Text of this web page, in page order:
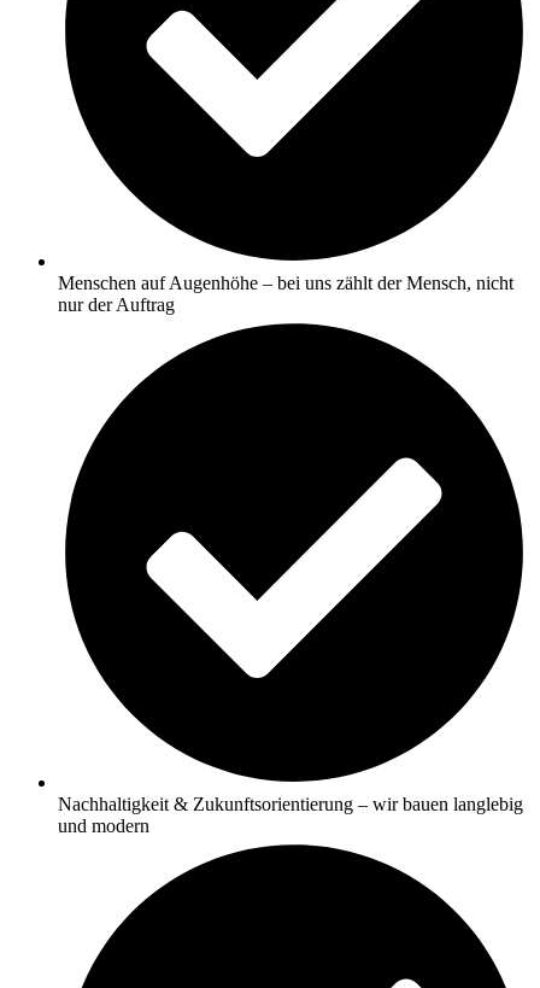
Menschen auf Augenhöhe – bei uns zählt der Mensch, nicht
nur der Auftrag
Nachhaltigkeit & Zukunftsorientierung – wir bauen langlebig
und modern